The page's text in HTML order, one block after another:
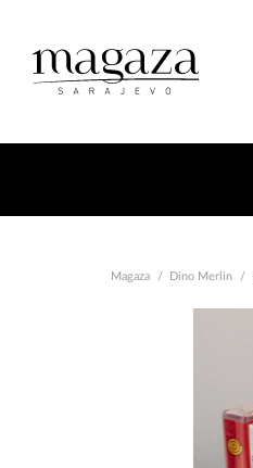
Magaza Dino Merlin